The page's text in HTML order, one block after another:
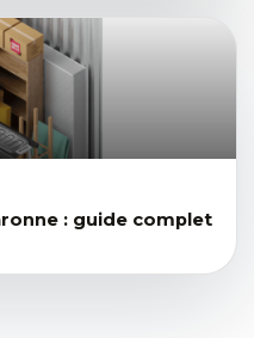
: guide complet